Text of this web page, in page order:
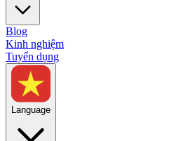
Blog
Kinh nghiệm
Tuyển dụng
Language